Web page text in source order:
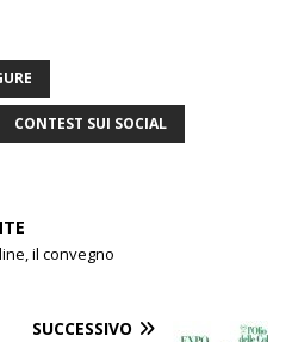
CONTEST SUI SOCIAL
il convegno
SUCCESSIVO